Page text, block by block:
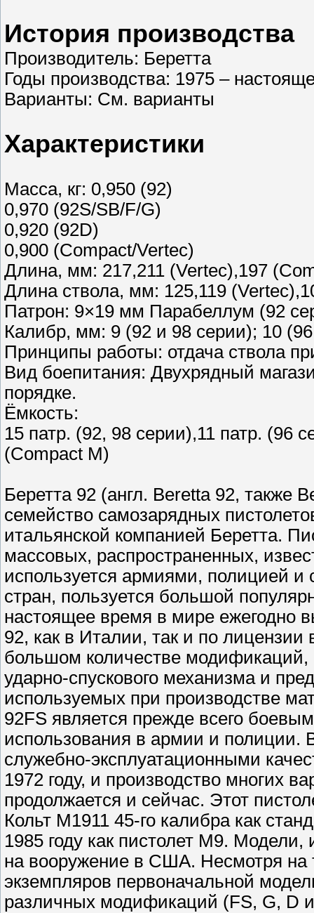
История производства
Производитель: Беретта
Годы производства: 1975 –
Варианты: См. варианты
Характеристики
Масса, кг: 0,950 (92)
0,970 (92S/SB/F/G)
0,920 (92D)
0,900 (Compact/Vertec)
Длина, мм: 217,211 (Vertec),197
Длина ствола, мм: 125,119
Патрон: 9×19 мм Парабеллум (92
Калибр, мм: 9 (92 и 98 серии); 10
Принципы работы: отдача ствола
Вид боепитания: Двухрядный
порядке.
Ёмкость:
15 патр. (92, 98 серии),11 патр. (96
(Compact M)
Беретта 92 (англ. Beretta 92, также
семейство самозарядных
итальянской компанией Беретта.
массовых, распространенных,
используется армиями, полицией
стран, пользуется большой
настоящее время в мире ежегодно
92, как в Италии, так и по лицензии
большом количестве
ударно-спускового механизма и
используемых при производстве
92FS является прежде всего
использования в армии и полиции.
служебно-эксплуатационными
1972 году, и производство многих
продолжается и сейчас. Этот
Кольт M1911 45-го калибра как
1985 году как пистолет M9.
на вооружение в США. Несмотря на
экземпляров первоначальной
различных модификаций (FS, G, D